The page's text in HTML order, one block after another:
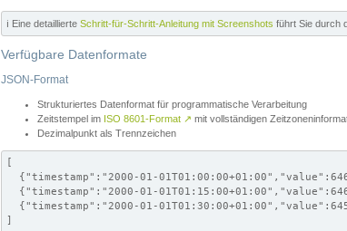
ℹ️ Eine detaillierte Schritt-für-Schritt-Anleitung mit Screenshots führt Sie durch
Verfügbare Datenformate
JSON-Format
Strukturiertes Datenformat für programmatische Verarbeitung
Zeitstempel im ISO 8601-Format ↗ mit vollständigen
Dezimalpunkt als Trennzeichen
[
{"timestamp":"2000-01-
{"timestamp":"2000-01-
{"timestamp":"2000-01-
]